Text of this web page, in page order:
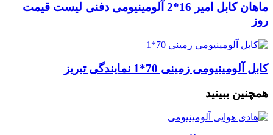
ماهان کابل امیر 16*2 آلومینیومی دفنی لیست قیمت
روز
کابل آلومینیومی زمینی 70*1 نمایندگی تبریز
همچنین ببینید